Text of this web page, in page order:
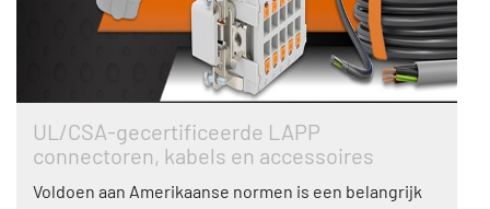
UL/CSA-gecertificeerde LAPP
connectoren, kabels en accessoires
Voldoen aan Amerikaanse normen is een belangrijk